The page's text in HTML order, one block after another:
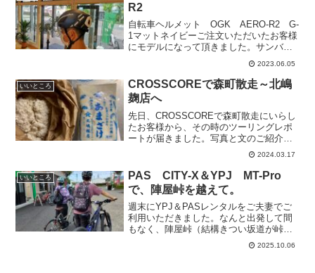
R2
自転車ヘルメット OGK AERO-R2 G-
1マットネイビーご注文いただいたお客様
にモデルになって頂きました。サンバイ
ザーはなんとマグネットで前面につきま
す。取り外しが楽です。スタイリッシュ
なデザイン。軽くて、通気口も広くこれ
からの季節も...
2023.06.05
いいところ
CROSSCOREで森町散走～北嶋
麹店へ
先日、CROSSCOREで森町散走にいらし
たお客様から、その時のツーリングレポ
ートが届きました。写真と文のご紹介で
す。森町の北島糀店で米麹とパック詰の
甘酒を買いました。早速作って味比べ
(^_^)。飲む甘酒というより、濃く作って
食べる甘酒風に...
2024.03.17
いいところ
PAS CITY-X＆YPJ MT-Pro
で、陣屋峠を越えて。
週末にYPJ＆PASレンタルをご夫妻でご
利用いただきました。なんと出発して間
もなく、陣屋峠（結構きつい坂道が峠ま
で続きます。）を登って、小國神社へ向
かわれました。小國神社は、オートバイ
2025.10.06